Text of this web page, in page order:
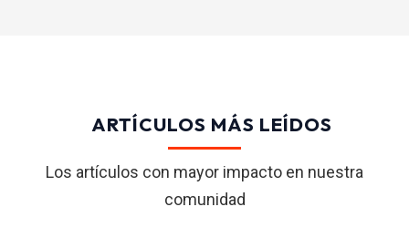
ARTÍCULOS MÁS LEÍDOS
Los artículos con mayor impacto en nuestra
comunidad